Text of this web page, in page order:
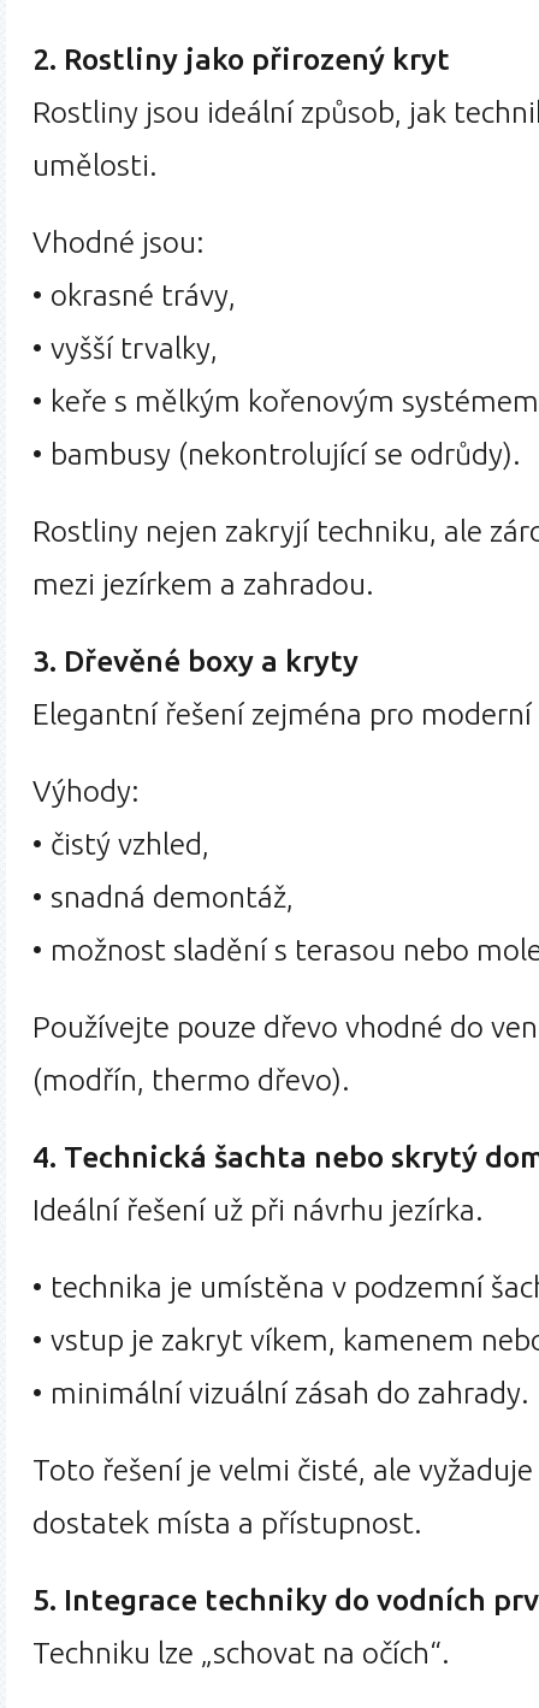
2. Rostliny jako přirozený kryt
Rostliny jsou ideální způsob, jak
umělosti.
Vhodné jsou:
• okrasné trávy,
• vyšší trvalky,
• keře s mělkým kořenovým
• bambusy (nekontrolující se odrůdy).
Rostliny nejen zakryjí techniku, ale
mezi jezírkem a zahradou.
3. Dřevěné boxy a kryty
Elegantní řešení zejména pro moderní
Výhody:
• čistý vzhled,
• snadná demontáž,
• možnost sladění s terasou nebo
Používejte pouze dřevo vhodné do
(modřín, thermo dřevo).
4. Technická šachta nebo skrytý
Ideální řešení už při návrhu jezírka.
• technika je umístěna v podzemní
• vstup je zakryt víkem, kamenem
• minimální vizuální zásah do zahrady.
Toto řešení je velmi čisté, ale
dostatek místa a přístupnost.
5. Integrace techniky do vodních
Techniku lze „schovat na očích“.